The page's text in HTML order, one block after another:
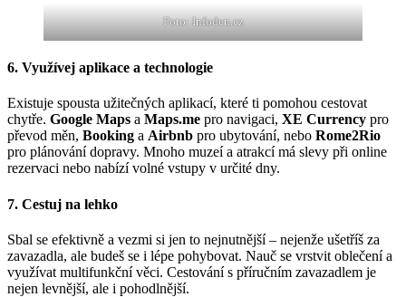
Foto: Infoden.cz
6. Využívej aplikace a technologie
Existuje spousta užitečných aplikací, které ti pomohou cestovat
chytře. Google Maps a Maps.me pro navigaci, XE Currency pro
převod měn, Booking a Airbnb pro ubytování, nebo Rome2Rio
pro plánování dopravy. Mnoho muzeí a atrakcí má slevy při online
rezervaci nebo nabízí volné vstupy v určité dny.
7. Cestuj na lehko
Sbal se efektivně a vezmi si jen to nejnutnější – nejenže ušetříš za
zavazadla, ale budeš se i lépe pohybovat. Nauč se vrstvit oblečení a
využívat multifunkční věci. Cestování s příručním zavazadlem je
nejen levnější, ale i pohodlnější.